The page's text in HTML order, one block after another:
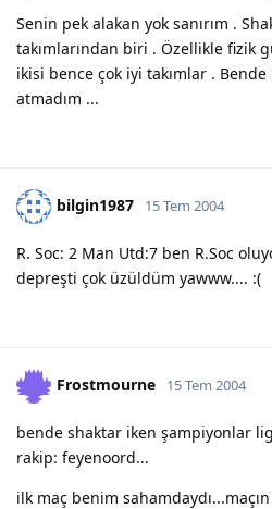
Senin pek alakan yok sanırım .
takımlarından biri . Özellikle fizik
ikisi bence çok iyi takımlar . Bende
atmadım ...
bilgin1987 15 Tem 2004
R. Soc: 2 Man Utd:7 ben R.Soc
depreşti çok üzüldüm yawww.... :(
Frostmourne 15 Tem 2004
bende shaktar iken şampiyonlar
rakip: feyenoord...
ilk maç benim